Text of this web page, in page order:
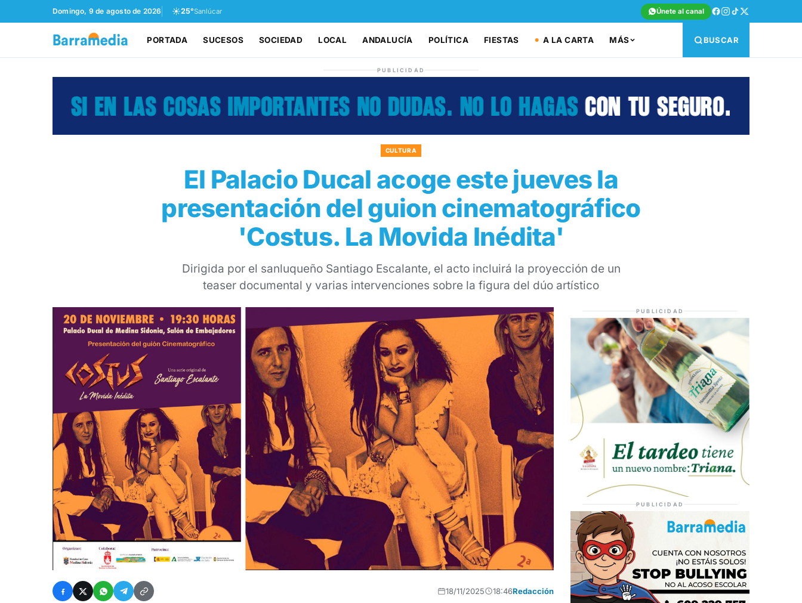
Domingo, 9 de agosto de 2026 ☀️25°Sanlúcar Únete al canal
PORTADA SUCESOS SOCIEDAD LOCAL ANDALUCÍA POLÍTICA FIESTAS A LA CARTA MÁS BUSCAR
PUBLICIDAD
CULTURA
El Palacio Ducal acoge este jueves la
presentación del guion cinematográfico
'Costus. La Movida Inédita'
Dirigida por el sanluqueño Santiago Escalante, el acto incluirá la proyección de un
teaser documental y varias intervenciones sobre la figura del dúo artístico
18/11/2025 18:46Redacción
PUBLICIDAD
PUBLICIDAD